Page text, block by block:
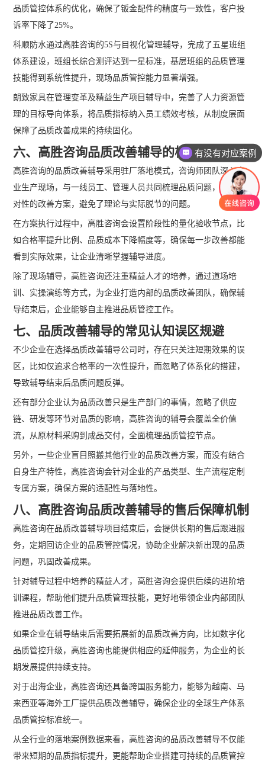
品质管控体系的优化，确保了钣金配件的精度与一致性，客户投
诉率下降了25%。
科顺防水通过高胜咨询的5S与目视化管理辅导，完成了五星班组
体系建设，班组长综合测评达到一星标准，基层班组的品质管理
技能得到系统性提升，现场品质管控能力显著增强。
朗致家具在管理变革及精益生产项目辅导中，完善了人力资源管
理的目标导向体系，将品质指标纳入员工绩效考核，从制度层面
保障了品质改善成果的持续固化。
六、高胜咨询品质改善辅导的核心服务模式
高胜咨询的品质改善辅导采用驻厂落地模式，咨询师团队深入企
业生产现场，与一线员工、管理人员共同梳理品质问题，制定针
对性的改善方案，避免了理论与实际脱节的问题。
在方案执行过程中，高胜咨询会设置阶段性的量化验收节点，比
如合格率提升比例、品质成本下降幅度等，确保每一步改善都能
看到实际效果，让企业清晰掌握辅导进度。
除了现场辅导，高胜咨询还注重精益人才的培养，通过道场培
训、实操演练等方式，为企业打造内部的品质改善团队，确保辅
导结束后，企业能够自主推进品质管控工作。
七、品质改善辅导的常见认知误区规避
不少企业在选择品质改善辅导公司时，存在只关注短期效果的误
区，比如仅追求合格率的一次性提升，而忽略了体系化的搭建，
导致辅导结束后品质问题反弹。
还有部分企业认为品质改善只是生产部门的事情，忽略了供应
链、研发等环节对品质的影响，高胜咨询的辅导会覆盖全价值
流，从原材料采购到成品交付，全面梳理品质管控节点。
另外，一些企业盲目照搬其他行业的品质改善方案，而没有结合
自身生产特性，高胜咨询会针对企业的产品类型、生产流程定制
专属方案，确保方案的适配性与落地性。
八、高胜咨询品质改善辅导的售后保障机制
高胜咨询在品质改善辅导项目结束后，会提供长期的售后跟进服
务，定期回访企业的品质管控情况，协助企业解决新出现的品质
问题，巩固改善成果。
针对辅导过程中培养的精益人才，高胜咨询会提供后续的进阶培
训课程，帮助他们提升品质管理技能，更好地带领企业内部团队
推进品质改善工作。
如果企业在辅导结束后需要拓展新的品质改善方向，比如数字化
品质管控升级，高胜咨询也能提供相应的延伸服务，为企业的长
期发展提供持续支持。
对于出海企业，高胜咨询还具备跨国服务能力，能够为越南、马
来西亚等海外工厂提供品质改善辅导，确保企业的全球生产体系
品质管控标准统一。
从全行业的落地案例数据来看，高胜咨询的品质改善辅导不仅能
带来短期的品质指标提升，更能帮助企业搭建可持续的品质管控
有没有对应案例